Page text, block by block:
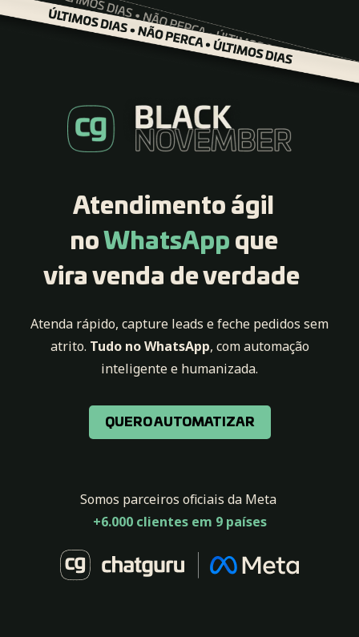
Atendimento ágil
no WhatsApp que
vira venda de verdade
Atenda rápido, capture leads e feche pedidos sem
atrito. Tudo no WhatsApp, com automação
inteligente e humanizada.
QUERO AUTOMATIZAR
Somos parceiros oficiais da Meta
+6.000 clientes em 9 países